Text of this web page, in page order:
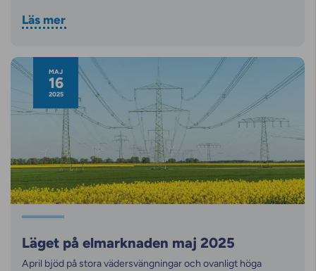
Läs mer
MAJ
16
2025
Läget på elmarknaden maj 2025
April bjöd på stora vädersvängningar och ovanligt höga